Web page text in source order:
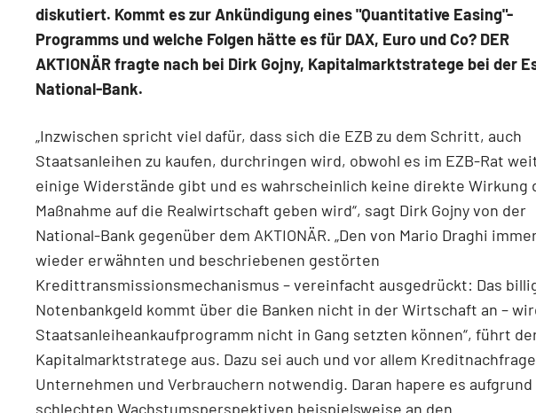
diskutiert. Kommt es zur Ankündigung eines "Quantitative Easing"-
Programms und welche Folgen hätte es für DAX, Euro und Co? DER
AKTIONÄR fragte nach bei Dirk Gojny, Kapitalmarktstratege bei der
National-Bank.
„Inzwischen spricht viel dafür, dass sich die EZB zu dem Schritt, auch
Staatsanleihen zu kaufen, durchringen wird, obwohl es im EZB-Rat
einige Widerstände gibt und es wahrscheinlich keine direkte Wirkung
Maßnahme auf die Realwirtschaft geben wird“, sagt Dirk Gojny von der
National-Bank gegenüber dem AKTIONÄR. „Den von Mario Draghi
wieder erwähnten und beschriebenen gestörten
Kredittransmissionsmechanismus – vereinfacht ausgedrückt: Das
Notenbankgeld kommt über die Banken nicht in der Wirtschaft an –
Staatsanleiheankaufprogramm nicht in Gang setzten können“, führt
Kapitalmarktstratege aus. Dazu sei auch und vor allem
Unternehmen und Verbrauchern notwendig. Daran hapere es
schlechten Wachstumsperspektiven beispielsweise an den